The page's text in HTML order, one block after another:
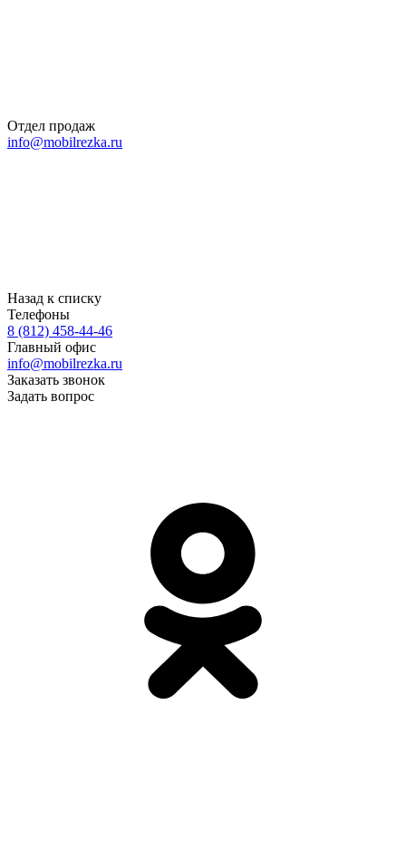
Отдел продаж
info@mobilrezka.ru
Назад к списку
Телефоны
8 (812) 458-44-46
Главный офис
info@mobilrezka.ru
Заказать звонок
Задать вопрос